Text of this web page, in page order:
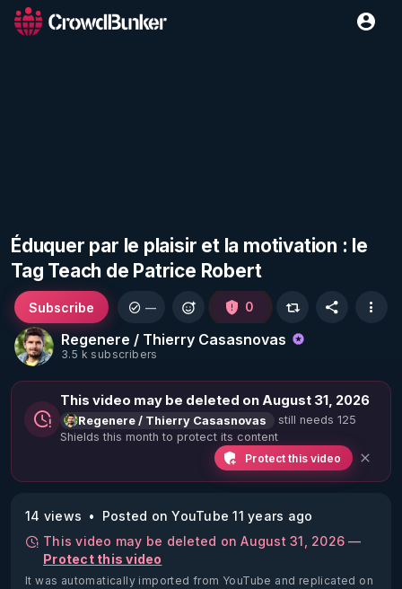
Éduquer par le plaisir et la motivation : le
Tag Teach de Patrice Robert
Regenere / Thierry Casasnovas
3.5 k subscribers
Subscribe — 0
This video may be deleted on August 31, 2026
Regenere / Thierry Casasnovas
still needs 125
Shields this month to protect its content
Protect this video
14 views
Posted on YouTube 11 years ago
This video may be deleted on August 31, 2026 —
Protect this video
It was automatically imported from YouTube and replicated on